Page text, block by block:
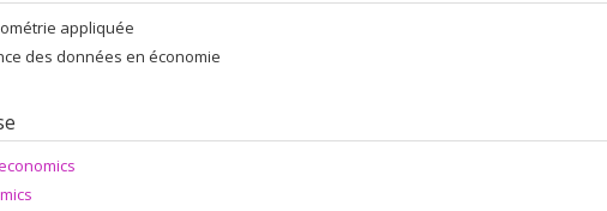
appliquée
des données en économie